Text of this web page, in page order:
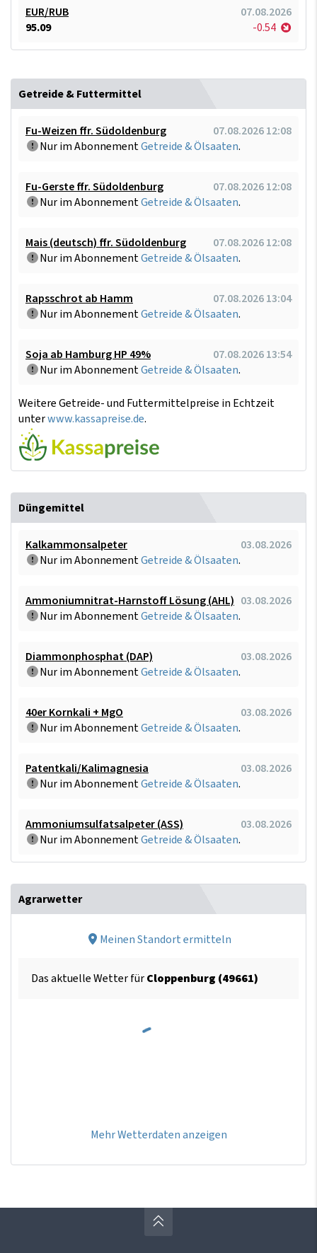
EUR/RUB
07.08.2026
95.09
-0.54
Getreide & Futtermittel
Fu-Weizen ffr. Südoldenburg
07.08.2026 12:08
Nur im AbonnementGetreide & Ölsaaten.
Fu-Gerste ffr. Südoldenburg
07.08.2026 12:08
Nur im AbonnementGetreide & Ölsaaten.
Mais (deutsch) ffr. Südoldenburg
07.08.2026 12:08
Nur im AbonnementGetreide & Ölsaaten.
Rapsschrot ab Hamm
07.08.2026 13:04
Nur im AbonnementGetreide & Ölsaaten.
Soja ab Hamburg HP 49%
07.08.2026 13:54
Nur im AbonnementGetreide & Ölsaaten.
Weitere Getreide- und Futtermittelpreise in Echtzeit
unterwww.kassapreise.de.
Düngemittel
Kalkammonsalpeter
03.08.2026
Nur im AbonnementGetreide & Ölsaaten.
Ammoniumnitrat-Harnstoff Lösung (AHL) 03.08.2026
Nur im AbonnementGetreide & Ölsaaten.
Diammonphosphat (DAP)
03.08.2026
Nur im AbonnementGetreide & Ölsaaten.
40er Kornkali + MgO
03.08.2026
Nur im AbonnementGetreide & Ölsaaten.
Patentkali/Kalimagnesia
03.08.2026
Nur im AbonnementGetreide & Ölsaaten.
Ammoniumsulfatsalpeter (ASS)
03.08.2026
Nur im AbonnementGetreide & Ölsaaten.
Agrarwetter
Meinen Standort ermitteln
Das aktuelle Wetter fürCloppenburg (49661)
Mehr Wetterdaten anzeigen